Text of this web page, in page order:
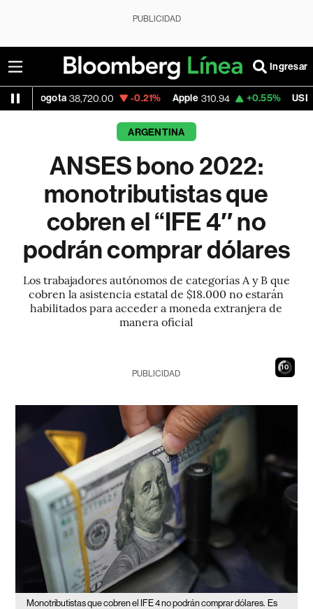
PUBLICIDAD
Ingresar
38,720.00 -0.21% Apple 310.94 +0.55% USD COP
ARGENTINA
ANSES bono 2022:
monotributistas que
cobren el “IFE 4″ no
podrán comprar dólares
Los trabajadores autónomos de categorías A y B que
cobren la asistencia estatal de $18.000 no estarán
habilitados para acceder a moneda extranjera de
manera oficial
9
PUBLICIDAD
Monotributistas que cobren el IFE 4 no podrán comprar dólares. Es